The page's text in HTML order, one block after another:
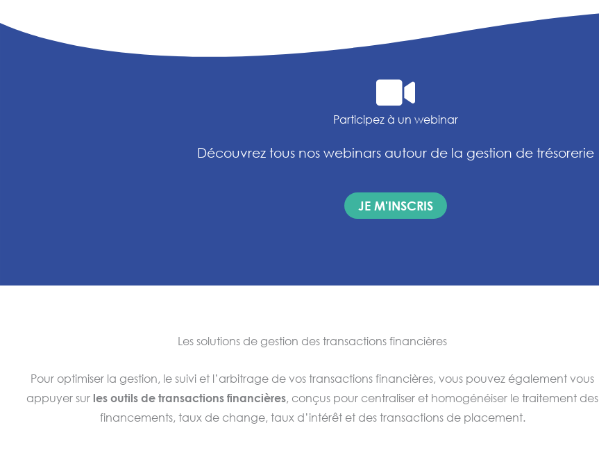
Participez à un webinar
Découvrez tous nos webinars autour de la gestion de trésorerie
JE M'INSCRIS
Les solutions de gestion des transactions financières
Pour optimiser la gestion, le suivi et l’arbitrage de vos transactions financières, vous pouvez également vous
appuyer sur les outils de transactions financières, conçus pour centraliser et homogénéiser le traitement des
financements, taux de change, taux d’intérêt et des transactions de placement.